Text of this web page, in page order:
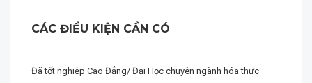
CÁC ĐIỀU KIỆN CẦN CÓ
Đã tốt nghiệp Cao Đẳng/ Đại Học chuyên ngành hóa thực